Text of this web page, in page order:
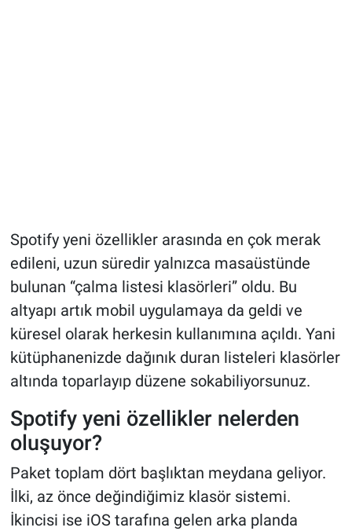
Spotify yeni özellikler arasında en çok merak
edileni, uzun süredir yalnızca masaüstünde
bulunan “çalma listesi klasörleri” oldu. Bu
altyapı artık mobil uygulamaya da geldi ve
küresel olarak herkesin kullanımına açıldı. Yani
kütüphanenizde dağınık duran listeleri klasörler
altında toparlayıp düzene sokabiliyorsunuz.
Spotify yeni özellikler nelerden
oluşuyor?
Paket toplam dört başlıktan meydana geliyor.
İlki, az önce değindiğimiz klasör sistemi.
İkincisi ise iOS tarafına gelen arka planda